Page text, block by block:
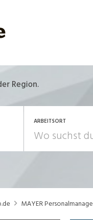
Region.
ARBEITSORT
MAYER